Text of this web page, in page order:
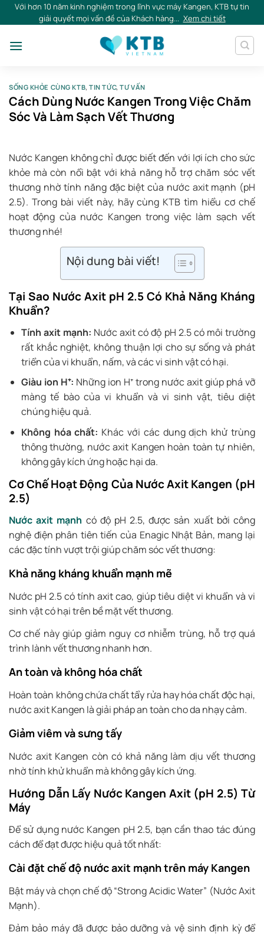
SkipVới hơn 10 năm kinh nghiệm trong lĩnh vực máy Kangen, KTB tự tin
giải quyết mọi vấn đề của Khách hàng... Xem chi tiết
SỐNG KHỎE CÙNG KTB,TIN TỨC,TƯ VẤN
Cách Dùng Nước Kangen Trong Việc Chăm
Sóc Và Làm Sạch Vết Thương
Nước Kangen không chỉ được biết đến với lợi ích cho sức
khỏe mà còn nổi bật với khả năng hỗ trợ chăm sóc vết
thương nhờ tính năng đặc biệt của nước axit mạnh (pH
2.5). Trong bài viết này, hãy cùng KTB tìm hiểu cơ chế
hoạt động của nước Kangen trong việc làm sạch vết
thương nhé!
Nội dung bài viết!
Tại Sao Nước Axit pH 2.5 Có Khả Năng Kháng
Khuẩn?
Tính axit mạnh: Nước axit có độ pH 2.5 có môi trường
rất khắc nghiệt, không thuận lợi cho sự sống và phát
triển của vi khuẩn, nấm, và các vi sinh vật có hại.
Giàu ion H⁺: Những ion H⁺ trong nước axit giúp phá vỡ
màng tế bào của vi khuẩn và vi sinh vật, tiêu diệt
chúng hiệu quả.
Không hóa chất: Khác với các dung dịch khử trùng
thông thường, nước axit Kangen hoàn toàn tự nhiên,
không gây kích ứng hoặc hại da.
Cơ Chế Hoạt Động Của Nước Axit Kangen (pH
2.5)
Nước axit mạnh có độ pH 2.5, được sản xuất bởi công
nghệ điện phân tiên tiến của Enagic Nhật Bản, mang lại
các đặc tính vượt trội giúp chăm sóc vết thương:
Khả năng kháng khuẩn mạnh mẽ
Nước pH 2.5 có tính axit cao, giúp tiêu diệt vi khuẩn và vi
sinh vật có hại trên bề mặt vết thương.
Cơ chế này giúp giảm nguy cơ nhiễm trùng, hỗ trợ quá
trình lành vết thương nhanh hơn.
An toàn và không hóa chất
Hoàn toàn không chứa chất tẩy rửa hay hóa chất độc hại,
nước axit Kangen là giải pháp an toàn cho da nhạy cảm.
Giảm viêm và sưng tấy
Nước axit Kangen còn có khả năng làm dịu vết thương
nhờ tính khử khuẩn mà không gây kích ứng.
Hướng Dẫn Lấy Nước Kangen Axit (pH 2.5) Từ
Máy
Để sử dụng nước Kangen pH 2.5, bạn cần thao tác đúng
cách để đạt được hiệu quả tốt nhất:
Cài đặt chế độ nước axit mạnh trên máy Kangen
Bật máy và chọn chế độ “Strong Acidic Water” (Nước Axit
Mạnh).
Đảm bảo máy đã được bảo dưỡng và vệ sinh định kỳ để